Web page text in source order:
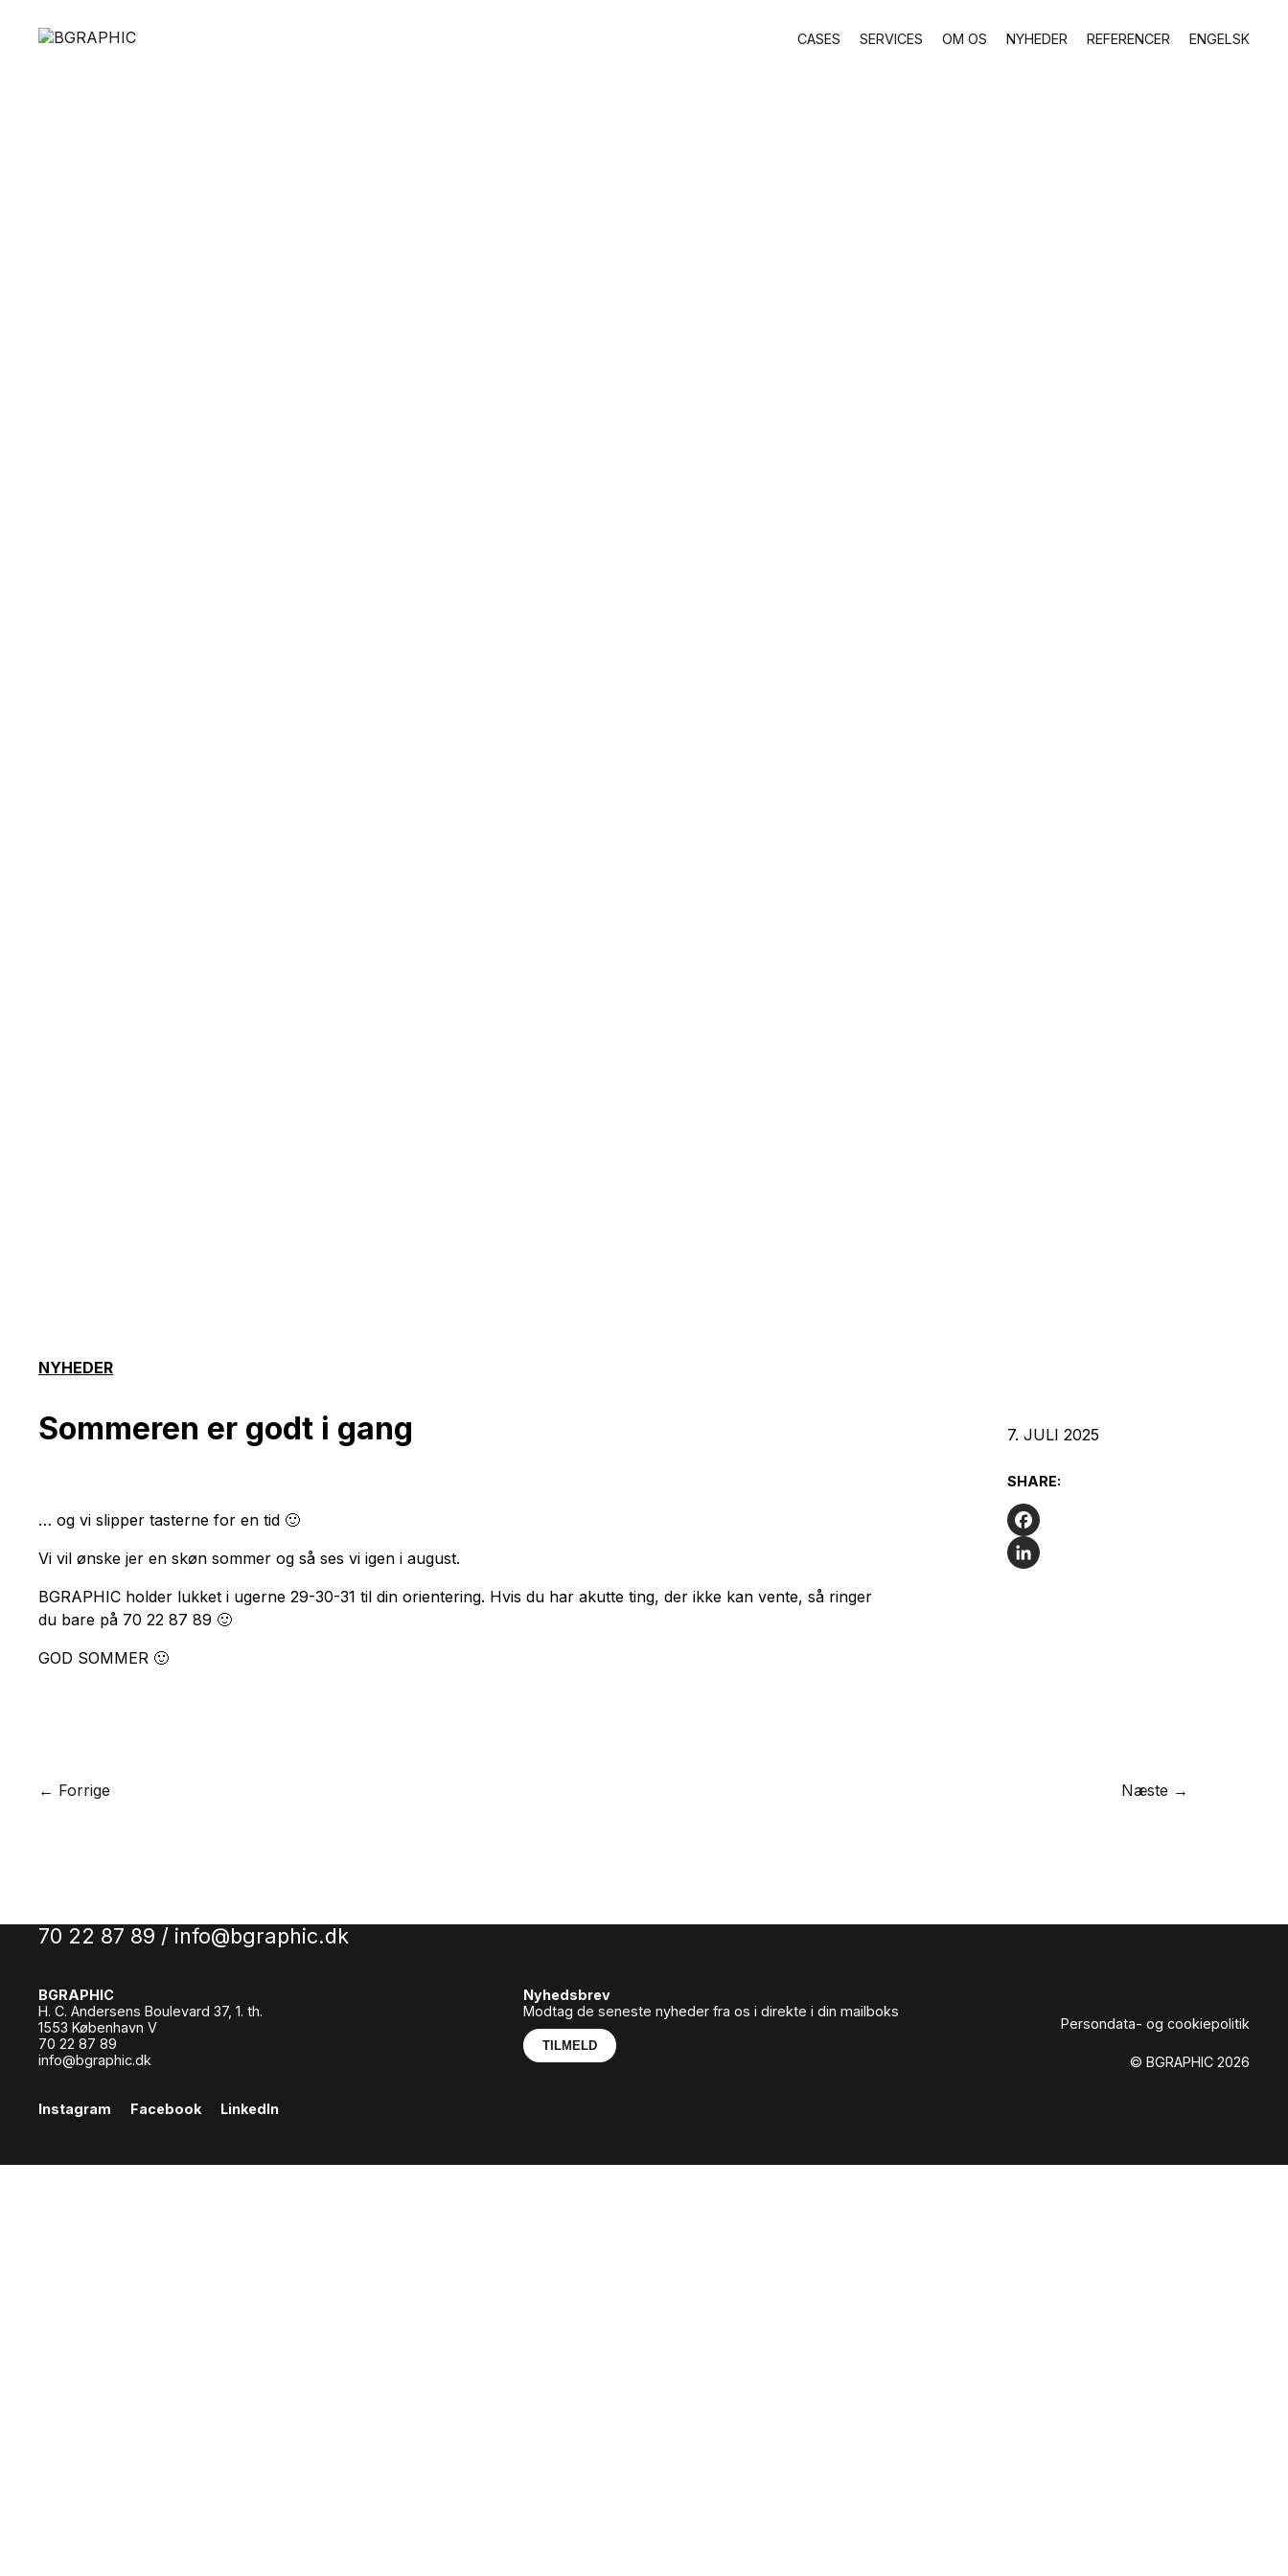
CASES SERVICES OM OS NYHEDER REFERENCER ENGELSK
NYHEDER
Sommeren er godt i gang
… og vi slipper tasterne for en tid 🙂
Vi vil ønske jer en skøn sommer og så ses vi igen i august.
BGRAPHIC holder lukket i ugerne 29-30-31 til din orientering. Hvis du har akutte ting, der ikke kan vente, så ringer
du bare på 70 22 87 89 🙂
GOD SOMMER 🙂
7. JULI 2025
SHARE:
Facebook
Næste →
← Forrige
70 22 87 89 / info@bgraphic.dk
BGRAPHIC
H. C. Andersens Boulevard 37, 1. th.
1553 København V
70 22 87 89
info@bgraphic.dk
Instagram Facebook LinkedIn
Nyhedsbrev
Modtag de seneste nyheder fra os i direkte i din mailboks
TILMELD
Persondata- og cookiepolitik
© BGRAPHIC 2026